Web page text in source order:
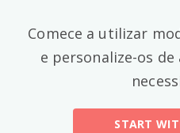
Comece a utilizar
e personalize-os
START